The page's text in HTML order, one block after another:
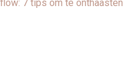
7 tips om te onthaasten